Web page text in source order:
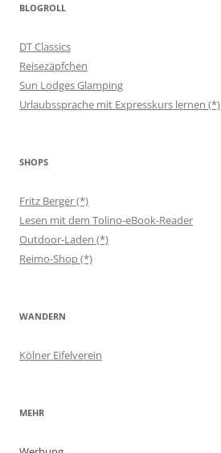
BLOGROLL
DT Classics
Reisezäpfchen
Sun Lodges Glamping
Urlaubssprache mit Expresskurs lernen (*)
SHOPS
Fritz Berger (*)
Lesen mit dem Tolino-eBook-Reader
Outdoor-Laden (*)
Reimo-Shop (*)
WANDERN
Kölner Eifelverein
MEHR